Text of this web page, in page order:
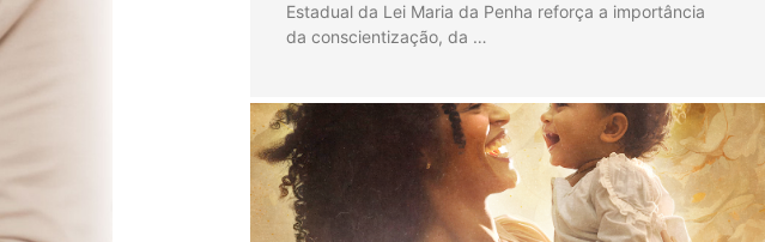
Estadual da Lei Maria da Penha reforça a importância
da conscientização, da …